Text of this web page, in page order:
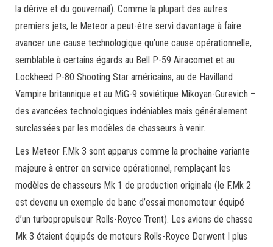
la dérive et du gouvernail). Comme la plupart des autres
premiers jets, le Meteor a peut-être servi davantage à faire
avancer une cause technologique qu’une cause opérationnelle,
semblable à certains égards au Bell P-59 Airacomet et au
Lockheed P-80 Shooting Star américains, au de Havilland
Vampire britannique et au MiG-9 soviétique Mikoyan-Gurevich –
des avancées technologiques indéniables mais généralement
surclassées par les modèles de chasseurs à venir.
Les Meteor F.Mk 3 sont apparus comme la prochaine variante
majeure à entrer en service opérationnel, remplaçant les
modèles de chasseurs Mk 1 de production originale (le F.Mk 2
est devenu un exemple de banc d’essai monomoteur équipé
d’un turbopropulseur Rolls-Royce Trent). Les avions de chasse
Mk 3 étaient équipés de moteurs Rolls-Royce Derwent I plus